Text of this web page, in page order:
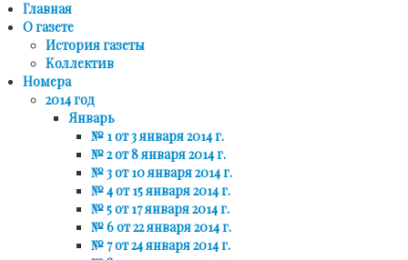
Главная
О газете
История газеты
Коллектив
Номера
2014 год
Январь
№ 1 от 3 января 2014 г.
№ 2 от 8 января 2014 г.
№ 3 от 10 января 2014 г.
№ 4 от 15 января 2014 г.
№ 5 от 17 января 2014 г.
№ 6 от 22 января 2014 г.
№ 7 от 24 января 2014 г.